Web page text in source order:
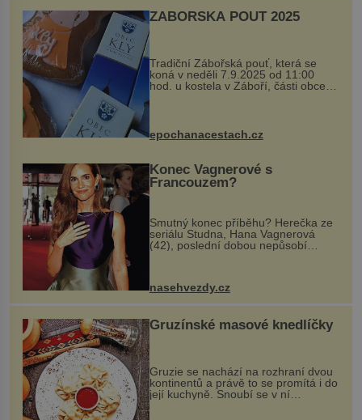
ZÁBOŘSKÁ POUŤ 2025
Tradiční Zábořská pouť, která se
koná v neděli 7.9.2025 od 11:00
hod. u kostela v Záboří, části obce
Kly u Mělníka. V programu naleznete
komentovanou prohlídku kostela,
epochanacestach.cz
Konec Vagnerové s
Francouzem?
Smutný konec příběhu? Herečka ze
seriálu Studna, Hana Vagnerová
(42), poslední dobou nepůsobí
nasehvezdy.cz
Gruzínské masové knedlíčky
Gruzie se nachází na rozhraní dvou
kontinentů a právě to se promítá i do
její kuchyně. Snoubí se v ní
evropské a asijské chutě a díky tomu